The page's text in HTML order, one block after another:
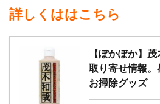
詳しくははこちら
【ぽかぽか】
取り寄せ情報。
お掃除グッズ